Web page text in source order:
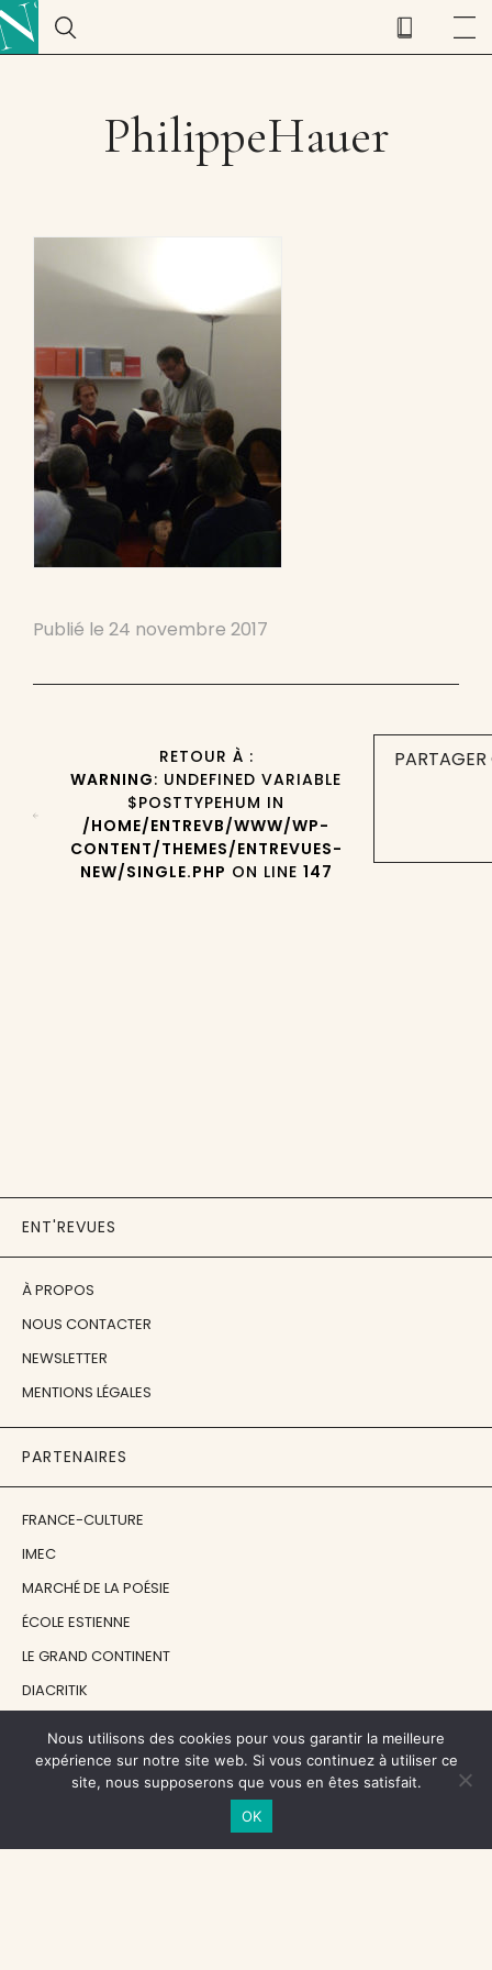
PhilippeHauer
Publié le 24 novembre 2017
RETOUR À :
WARNING: UNDEFINED VARIABLE
$POSTTYPEHUM IN
/HOME/ENTREVB/WWW/WP-
CONTENT/THEMES/ENTREVUES-
NEW/SINGLE.PHP ON LINE 147
ENT'REVUES
À PROPOS
NOUS CONTACTER
NEWSLETTER
MENTIONS LÉGALES
PARTENAIRES
FRANCE-CULTURE
IMEC
MARCHÉ DE LA POÉSIE
ÉCOLE ESTIENNE
LE GRAND CONTINENT
DIACRITIK
NOS SOUTIENS
CENTRE NATIONAL DU LIVRE
Nous utilisons des cookies pour vous garantir la meilleure
expérience sur notre site web. Si vous continuez à utiliser ce
site, nous supposerons que vous en êtes satisfait.
OK